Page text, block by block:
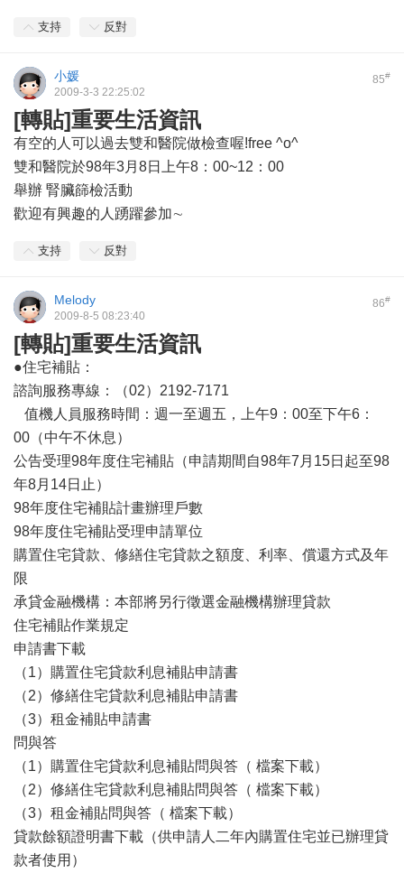
支持 反對
85#
小媛
2009-3-3 22:25:02
[轉貼]重要生活資訊
有空的人可以過去雙和醫院做檢查喔!free ^o^
雙和醫院於98年3月8日上午8：00~12：00
舉辦 腎臟篩檢活動
歡迎有興趣的人踴躍參加∼
支持 反對
86#
Melody
2009-8-5 08:23:40
[轉貼]重要生活資訊
●住宅補貼：
諮詢服務專線：（02）2192-7171
值機人員服務時間：週一至週五，上午9：00至下午6：
00（中午不休息）
公告受理98年度住宅補貼（申請期間自98年7月15日起至98
年8月14日止）
98年度住宅補貼計畫辦理戶數
98年度住宅補貼受理申請單位
購置住宅貸款、修繕住宅貸款之額度、利率、償還方式及年
限
承貸金融機構：本部將另行徵選金融機構辦理貸款
住宅補貼作業規定
申請書下載
（1）購置住宅貸款利息補貼申請書
（2）修繕住宅貸款利息補貼申請書
（3）租金補貼申請書
問與答
（1）購置住宅貸款利息補貼問與答（ 檔案下載）
（2）修繕住宅貸款利息補貼問與答（ 檔案下載）
（3）租金補貼問與答（ 檔案下載）
貸款餘額證明書下載（供申請人二年內購置住宅並已辦理貸
款者使用）